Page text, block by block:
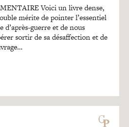
Voici un livre dense,
mérite de pointer l’essentiel
d’après-guerre et de nous
sortir de sa désaffection et de